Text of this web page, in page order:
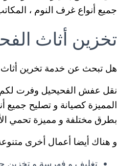
جميع أنواع غرف النوم ،
تخزين أثاث
هل تبحث عن خدمة تخرين أثاث
نقل عفش الفحيحيل وفرت لكم
المميزة كصيانة و تصليح جميع
بطرق مختلفة و مميزة تحمي
و هناك أيضا أعمال أخرى